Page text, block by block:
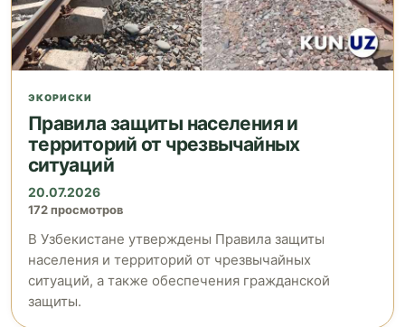
ЭКОРИСКИ
Правила защиты населения и
территорий от чрезвычайных
ситуаций
20.07.2026
172 просмотров
В Узбекистане утверждены Правила защиты
населения и территорий от чрезвычайных
ситуаций, а также обеспечения гражданской
защиты.